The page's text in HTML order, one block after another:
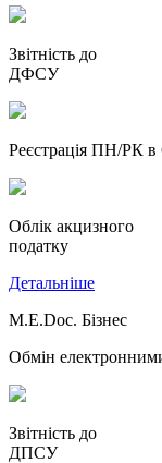
Звітність до
ДФСУ
Реєстрація ПН/РК
Облік акцизного
податку
Детальніше
M.E.Doc. Бізнес
Обмін
Звітність до
ДПСУ